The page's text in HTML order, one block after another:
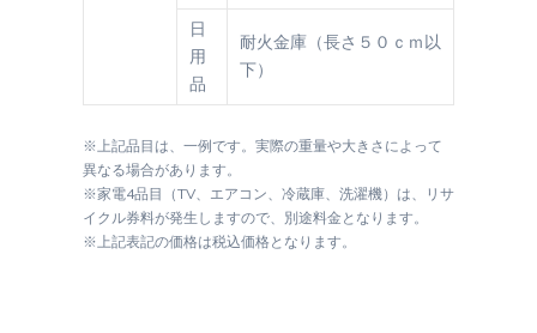
日
用
品
耐火金庫（長さ５０ｃｍ以
下）
※上記品目は、一例です。実際の重量や大きさによって
異なる場合があります。
※家電4品目（TV、エアコン、冷蔵庫、洗濯機）は、リサ
イクル券料が発生しますので、別途料金となります。
※上記表記の価格は税込価格となります。